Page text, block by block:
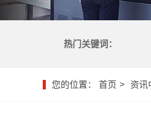
热门关键词：
您的位置： 首页 资讯